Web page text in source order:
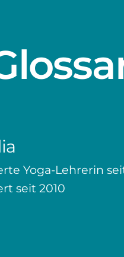
Yoga-Lehrerin
seit 2010